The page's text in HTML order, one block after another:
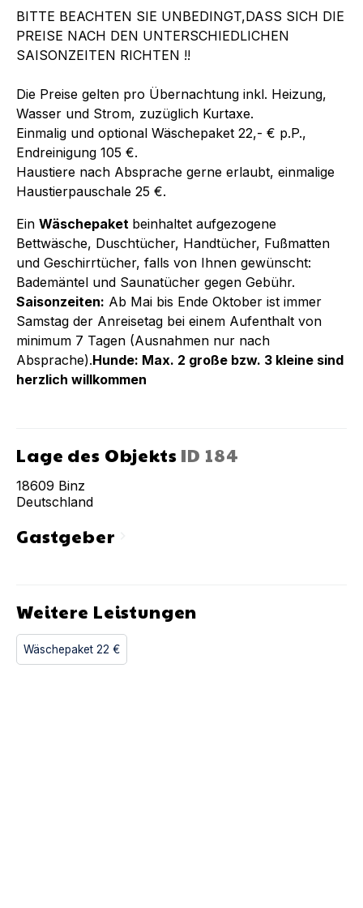
BITTE BEACHTEN SIE UNBEDINGT,DASS SICH DIE
PREISE NACH DEN UNTERSCHIEDLICHEN
SAISONZEITEN RICHTEN !!
Die Preise gelten pro Übernachtung inkl. Heizung,
Wasser und Strom, zuzüglich Kurtaxe.
Einmalig und optional Wäschepaket 22,- € p.P.,
Endreinigung 105 €.
Haustiere nach Absprache gerne erlaubt, einmalige
Haustierpauschale 25 €.
Ein Wäschepaket beinhaltet aufgezogene
Bettwäsche, Duschtücher, Handtücher, Fußmatten
und Geschirrtücher, falls von Ihnen gewünscht:
Bademäntel und Saunatücher gegen Gebühr.
Saisonzeiten: Ab Mai bis Ende Oktober ist immer
Samstag der Anreisetag bei einem Aufenthalt von
minimum 7 Tagen (Ausnahmen nur nach
Absprache).Hunde: Max. 2 große bzw. 3 kleine sind
herzlich willkommen
Lage des Objekts ID 184
18609 Binz
Deutschland
Gastgeberchevron_right
Weitere Leistungen
Wäschepaket 22 €